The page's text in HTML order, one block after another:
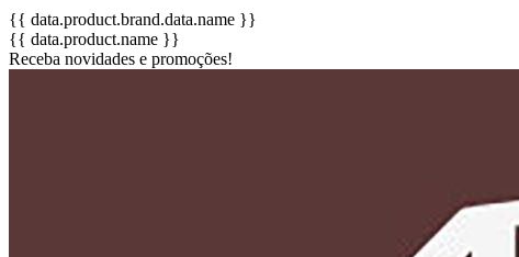
{{ data.product.brand.data.name }}
{{ data.product.name }}
Receba novidades e promoções!